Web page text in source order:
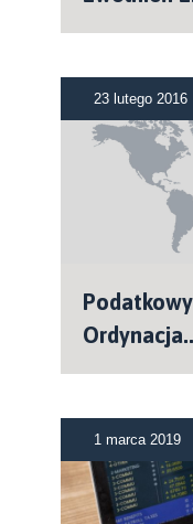
23 lutego 2016
1 marca 2019